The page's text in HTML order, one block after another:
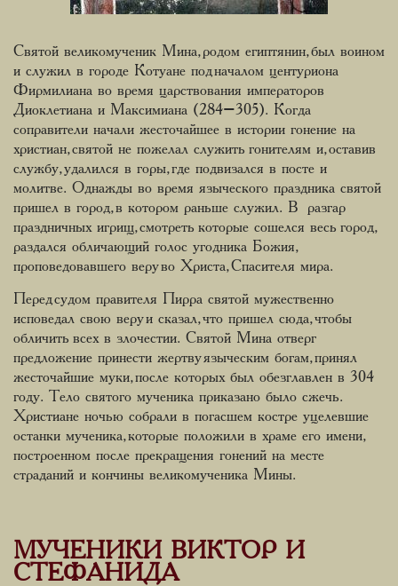
Святой великомученик Мина, родом египтянин, был воином
и служил в городе Котуане под началом центуриона
Фирмилиана во время царствования императоров
Диоклетиана и Максимиана (284–305). Когда
соправители начали жесточайшее в истории гонение на
христиан, святой не пожелал служить гонителям и, оставив
службу, удалился в горы, где подвизался в посте и
молитве. Однажды во время языческого праздника святой
пришел в город, в котором раньше служил. В разгар
праздничных игрищ, смотреть которые сошелся весь город,
раздался обличающий голос угодника Божия,
проповедовавшего веру во Христа, Спасителя мира.
Перед судом правителя Пирра святой мужественно
исповедал свою веру и сказал, что пришел сюда, чтобы
обличить всех в злочестии. Святой Мина отверг
предложение принести жертву языческим богам, принял
жесточайшие муки, после которых был обезглавлен в 304
году. Тело святого мученика приказано было сжечь.
Христиане ночью собрали в погасшем костре уцелевшие
останки мученика, которые положили в храме его имени,
построенном после прекращения гонений на месте
страданий и кончины великомученика Мины.
МУЧЕНИКИ ВИКТОР И
СТЕФАНИДА